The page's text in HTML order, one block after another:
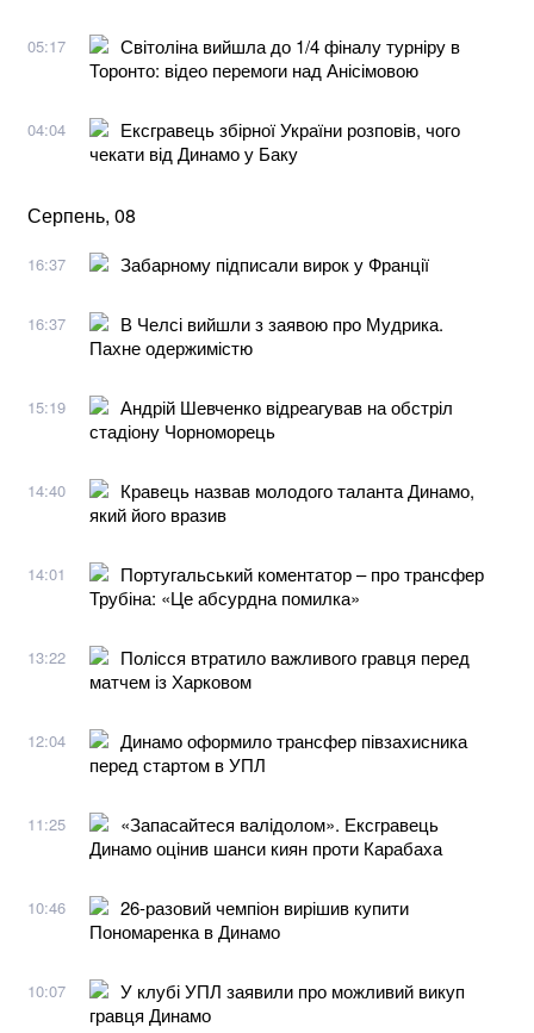
05:17
Світоліна вийшла до 1/4 фіналу турніру в
Торонто: відео перемоги над Анісімовою
04:04
Ексгравець збірної України розповів, чого
чекати від Динамо у Баку
Серпень, 08
16:37 Забарному підписали вирок у Франції
16:37
В Челсі вийшли з заявою про Мудрика.
Пахне одержимістю
15:19
Андрій Шевченко відреагував на обстріл
стадіону Чорноморець
14:40
Кравець назвав молодого таланта Динамо,
який його вразив
14:01
Португальський коментатор – про трансфер
Трубіна: «Це абсурдна помилка»
13:22
Полісся втратило важливого гравця перед
матчем із Харковом
12:04
Динамо оформило трансфер півзахисника
перед стартом в УПЛ
11:25
«Запасайтеся валідолом». Ексгравець
Динамо оцінив шанси киян проти Карабаха
10:46
26-разовий чемпіон вирішив купити
Пономаренка в Динамо
10:07
У клубі УПЛ заявили про можливий викуп
гравця Динамо